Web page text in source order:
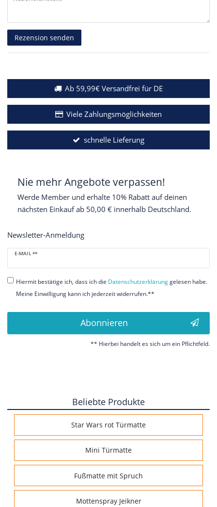
Rezensionstext
Rezension senden
Ab 59,99€ Versandfrei für DE
Viele Zahlungsmöglichkeiten
schnelle Lieferung
Nie mehr Angebote verpassen!
Werde Member und erhalte 10% Rabatt auf deinen
nächsten Einkauf ab 50,00 € innerhalb Deutschland.
Newsletter-Anmeldung
E-MAIL **
Newsletter
Honig
Hiermit bestätige ich, dass ich die Daten­schutz­erklärunggelesen habe.
Meine Einwilligung kann ich jederzeit widerrufen.**
Abonnieren
** Hierbei handelt es sich um ein Pflichtfeld.
Beliebte Produkte
Star Wars rot Türmatte
Mini Türmatte
Fußmatte mit Spruch
Mottenspray Jeikner